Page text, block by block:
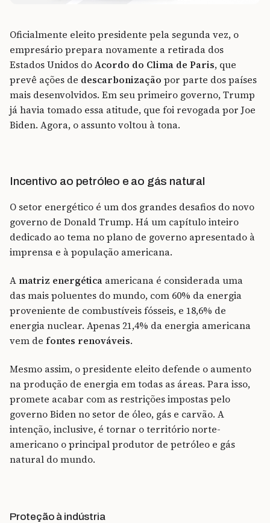
Oficialmente eleito presidente pela segunda vez, o
empresário prepara novamente a retirada dos
Estados Unidos doAcordo do Clima de Paris, que
prevê ações de descarbonização por parte dos países
mais desenvolvidos. Em seu primeiro governo, Trump
já havia tomado essa atitude, que foi revogada por Joe
Biden. Agora, o assunto voltou à tona.
Incentivo ao petróleo e ao gás natural
O setor energético é um dos grandes desafios do novo
governo de Donald Trump. Há um capítulo inteiro
dedicado ao tema no plano de governo apresentado à
imprensa e à população americana.
A matriz energética americana é considerada uma
das mais poluentes do mundo, com 60% da energia
proveniente de combustíveis fósseis, e 18,6% de
energia nuclear. Apenas 21,4% da energia americana
vem de fontes renováveis.
Mesmo assim, o presidente eleito defende o aumento
na produção de energia em todas as áreas. Para isso,
promete acabar com as restrições impostas pelo
governo Biden no setor de óleo, gás e carvão. A
intenção, inclusive, é tornar o território norte-
americano o principal produtor de petróleo e gás
natural do mundo.
Proteção à indústria